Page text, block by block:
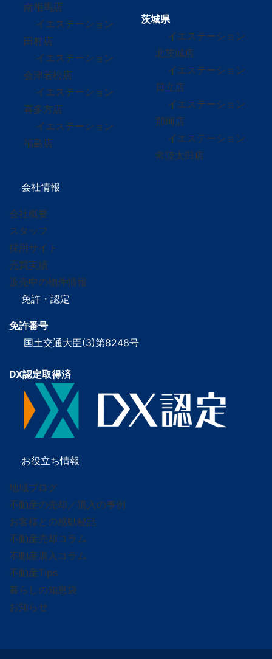
南相馬店
イエステーション
田村店
イエステーション
会津若松店
イエステーション
喜多方店
イエステーション
福島店
茨城県
イエステーション
北茨城店
イエステーション
日立店
イエステーション
那珂店
イエステーション
常陸太田店
会社情報
会社概要
スタッフ
採用サイト
売買実績
販売中の物件情報
免許・認定
免許番号
国土交通大臣(3)第8248号
DX認定取得済
お役立ち情報
地域ブログ
不動産の売却／購入の事例
お客様との感動秘話
不動産売却コラム
不動産購入コラム
不動産Tips
暮らしの知恵袋
お知らせ